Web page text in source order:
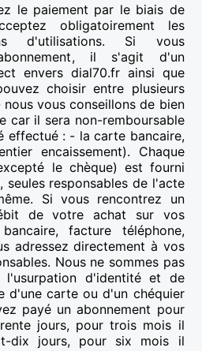
le paiement par le biais de
obligatoirement les
d'utilisations. Si vous
il s'agit d'un
envers dial70.fr ainsi que
choisir entre plusieurs
vous conseillons de bien
car il sera non-remboursable
effectué : - la carte bancaire,
encaissement). Chaque
le chèque) est fourni
responsables de l'acte
Si vous rencontrez un
de votre achat sur vos
facture téléphone,
adressez directement à vos
Nous ne sommes pas
l'usurpation d'identité et de
d'une carte ou d'un chéquier
payé un abonnement pour
jours, pour trois mois il
dix jours, pour six mois il